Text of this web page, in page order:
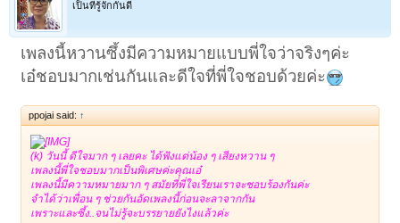
เป็นที่รู้จักกันดี
เพลงนี้หวานซึ้งมีความหมายแบบพี่ใจว่าจริงๆค่ะ
เอ๋ชอบมากเช่นกันและดีใจที่พี่ใจชอบด้วยค่ะ
ppojai said: ↑
(k) วันนี้ ดีใจมาก ๆ เลยคะ ได้ฟังแต่น้อง ๆ เสียงหวาน ๆ
เพลงนี้พี่ใจชอบมากเป็นพิเศษค่ะคุณเอ๋
เพลงนี้มีความหมายมาก ๆ สมัยที่พี่ใจเรียนเราจะชอบร้องกันค่ะ
จำได้ว่าเพื่อน ๆ ช่วยกันอัดเพลงนี้ก่อนจะลาจากกัน
เพราะและซึ้ง..จนไม่รู้จะบรรยายยังไงแล้วค่ะ